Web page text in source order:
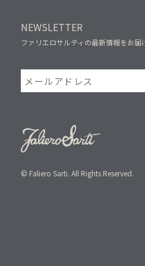
NEWSLETTER
ファリエロサルティの最新情報をお届
© Faliero Sarti. All Rights Reserved.